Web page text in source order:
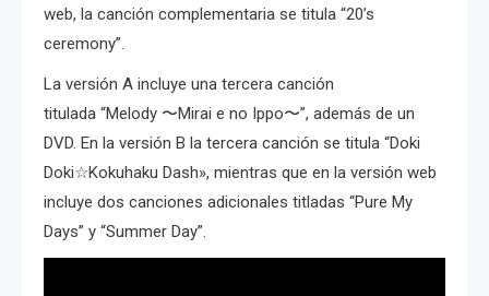
web, la canción complementaria se titula “20’s
ceremony”.
La versión A incluye una tercera canción
titulada “Melody 〜Mirai e no Ippo〜”, además de un
DVD. En la versión B la tercera canción se titula “Doki
Doki☆Kokuhaku Dash», mientras que en la versión web
incluye dos canciones adicionales titladas “Pure My
Days” y “Summer Day”.